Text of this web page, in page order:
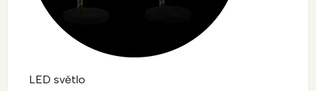
LED světlo